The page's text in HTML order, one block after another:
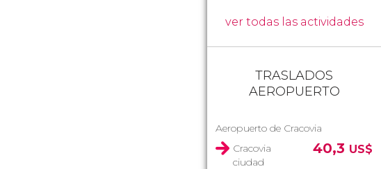
ver todas las actividades
TRASLADOS
AEROPUERTO
Aeropuerto de Cracovia
Cracovia
ciudad
40,3 US$